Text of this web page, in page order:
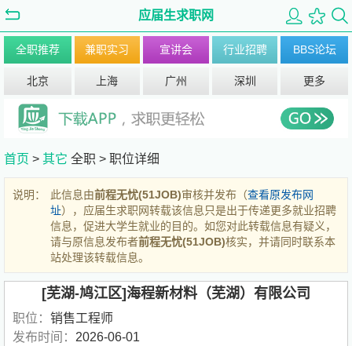
应届生求职网
全职推荐 兼职实习 宣讲会 行业招聘 BBS论坛
北京 上海 广州 深圳 更多
首页 > 其它 全职 > 职位详细
说明： 此信息由前程无忧(51JOB)审核并发布（查看原发布网
址），应届生求职网转载该信息只是出于传递更多就业招聘
信息，促进大学生就业的目的。如您对此转载信息有疑义，
请与原信息发布者前程无忧(51JOB)核实，并请同时联系本
站处理该转载信息。
[芜湖-鸠江区]海程新材料（芜湖）有限公司
职位： 销售工程师
发布时间： 2026-06-01